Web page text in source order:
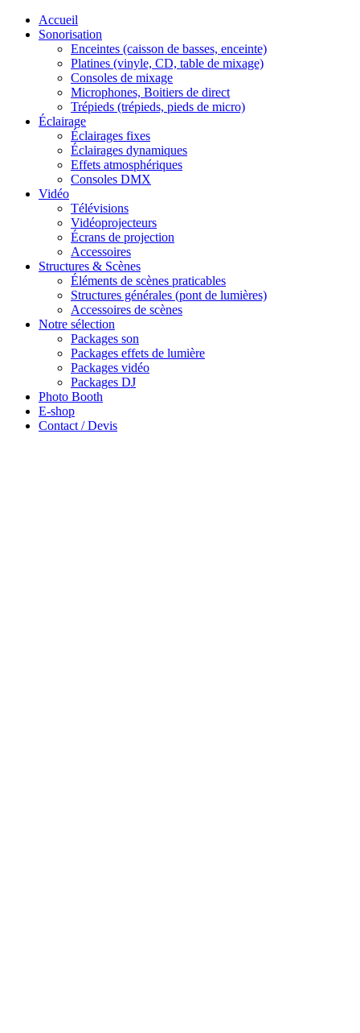
Accueil
Sonorisation
Enceintes (caisson de basses, enceinte)
Platines (vinyle, CD, table de mixage)
Consoles de mixage
Microphones, Boitiers de direct
Trépieds (trépieds, pieds de micro)
Éclairage
Éclairages fixes
Éclairages dynamiques
Effets atmosphériques
Consoles DMX
Vidéo
Télévisions
Vidéoprojecteurs
Écrans de projection
Accessoires
Structures & Scènes
Éléments de scènes praticables
Structures générales (pont de lumières)
Accessoires de scènes
Notre sélection
Packages son
Packages effets de lumière
Packages vidéo
Packages DJ
Photo Booth
E-shop
Contact / Devis